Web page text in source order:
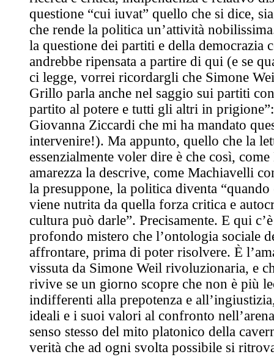
questione “cui iuvat” quello che si dice,
che rende la politica un’attività
la questione dei partiti e della democrazia
andrebbe ripensata a partire di qui (e se
ci legge, vorrei ricordargli che Simone
Grillo parla anche nel saggio sui partiti
partito al potere e tutti gli altri in
Giovanna Ziccardi che mi ha mandato
intervenire!). Ma appunto, quello che la
essenzialmente voler dire è che così,
amarezza la descrive, come Machiavelli
la presuppone, la politica diventa “quando
viene nutrita da quella forza critica e
cultura può darle”. Precisamente. E qui
profondo mistero che l’ontologia sociale
affrontare, prima di poter risolvere. È
vissuta da Simone Weil rivoluzionaria, e
rivive se un giorno scopre che non è più
indifferenti alla prepotenza e
ideali e i suoi valori al confronto
senso stesso del mito platonico della
verità che ad ogni svolta possibile si